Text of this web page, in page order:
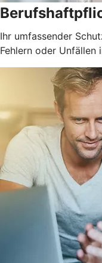
Ihr umfassender
Fehlern oder Unfällen